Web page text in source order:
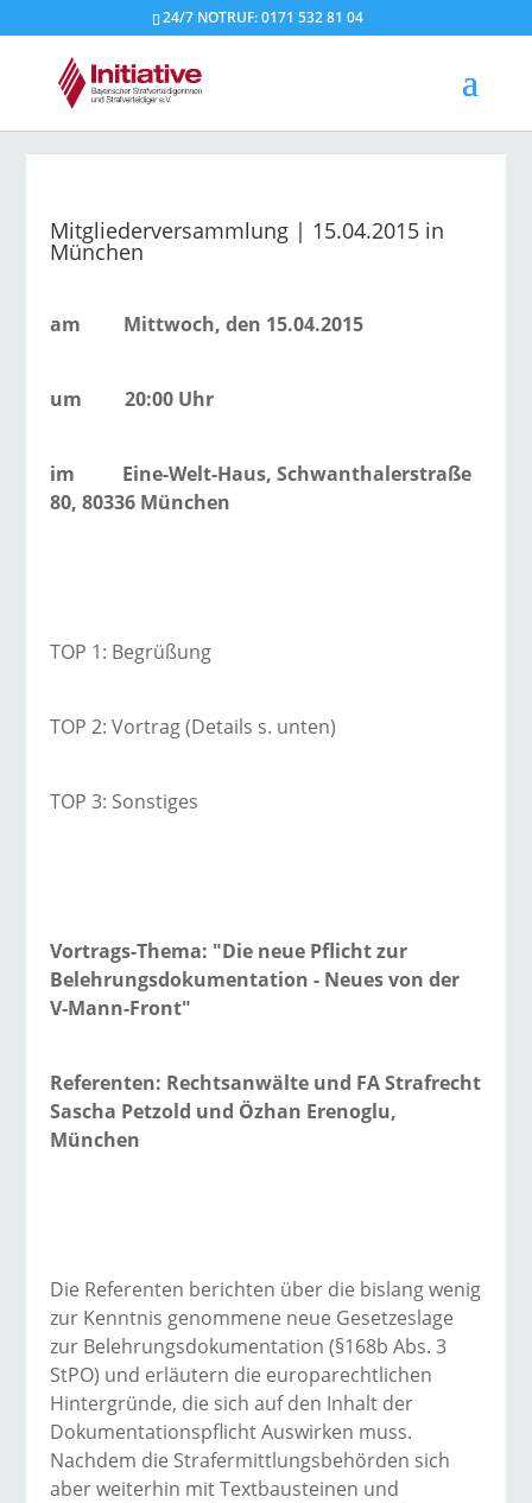
24/7 NOTRUF: 0171 532 81 04
Mitgliederversammlung | 15.04.2015 in
München
am Mittwoch, den 15.04.2015
um 20:00 Uhr
im Eine-Welt-Haus, Schwanthalerstraße
80, 80336 München
TOP 1: Begrüßung
TOP 2: Vortrag (Details s. unten)
TOP 3: Sonstiges
Vortrags-Thema: "Die neue Pflicht zur
Belehrungsdokumentation - Neues von der
V-Mann-Front"
Referenten: Rechtsanwälte und FA Strafrecht
Sascha Petzold und Özhan Erenoglu,
München
Die Referenten berichten über die bislang wenig
zur Kenntnis genommene neue Gesetzeslage
zur Belehrungsdokumentation (§168b Abs. 3
StPO) und erläutern die europarechtlichen
Hintergründe, die sich auf den Inhalt der
Dokumentationspflicht Auswirken muss.
Nachdem die Strafermittlungsbehörden sich
aber weiterhin mit Textbausteinen und